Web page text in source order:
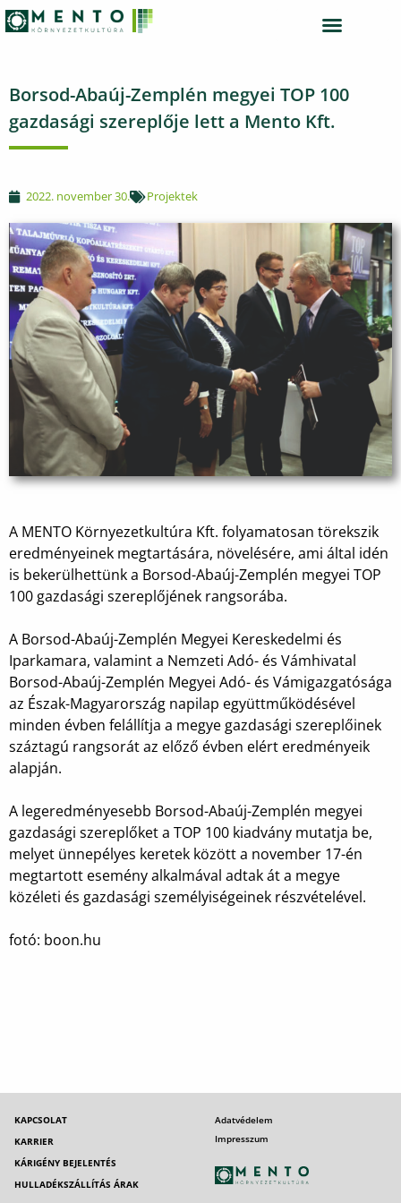
Borsod-Abaúj-Zemplén megyei TOP 100
gazdasági szereplője lett a Mento Kft.
2022. november 30. Projektek
A MENTO Környezetkultúra Kft. folyamatosan törekszik
eredményeinek megtartására, növelésére, ami által idén
is bekerülhettünk a Borsod-Abaúj-Zemplén megyei TOP
100 gazdasági szereplőjének rangsorába.
A Borsod-Abaúj-Zemplén Megyei Kereskedelmi és
Iparkamara, valamint a Nemzeti Adó- és Vámhivatal
Borsod-Abaúj-Zemplén Megyei Adó- és Vámigazgatósága
az Észak-Magyarország napilap együttműködésével
minden évben felállítja a megye gazdasági szereplőinek
száztagú rangsorát az előző évben elért eredményeik
alapján.
A legeredményesebb Borsod-Abaúj-Zemplén megyei
gazdasági szereplőket a TOP 100 kiadvány mutatja be,
melyet ünnepélyes keretek között a november 17-én
megtartott esemény alkalmával adtak át a megye
közéleti és gazdasági személyiségeinek részvételével.
fotó: boon.hu
KAPCSOLAT
KARRIER
KÁRIGÉNY BEJELENTÉS
HULLADÉKSZÁLLÍTÁS ÁRAK
Adatvédelem
Impresszum